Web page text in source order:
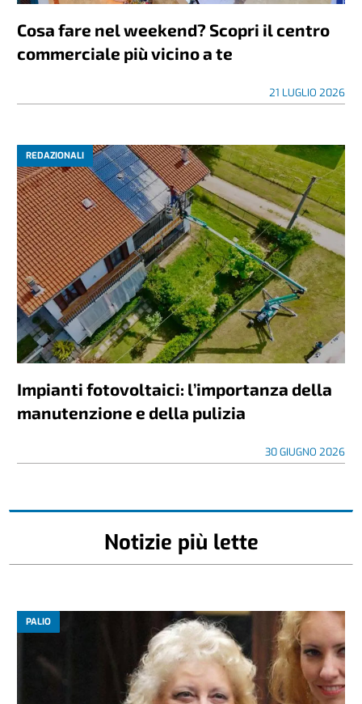
Cosa fare nel weekend? Scopri il centro
commerciale più vicino a te
21 LUGLIO 2026
REDAZIONALI
Impianti fotovoltaici: l’importanza della
manutenzione e della pulizia
30 GIUGNO 2026
Notizie più lette
PALIO